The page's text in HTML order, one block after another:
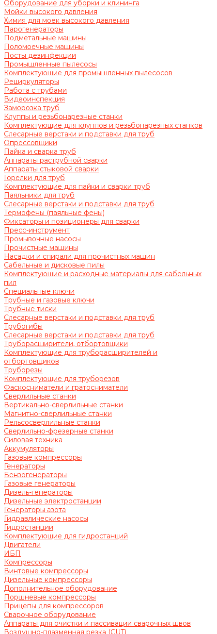
Оборудование для уборки и клининга
Мойки высокого давления
Химия для моек высокого давления
Парогенераторы
Подметальные машины
Поломоечные машины
Посты дезинфекции
Промышленные пылесосы
Комплектующие для промышленных пылесосов
Рециркуляторы
Работа с трубами
Видеоинспекция
Заморозка труб
Клуппы и резьбонарезные станки
Комплектующие для клуппов и резьбонарезных станков
Слесарные верстаки и подставки для труб
Опрессовщики
Пайка и сварка труб
Аппараты раструбной сварки
Аппараты стыковой сварки
Горелки для труб
Комплектующие для пайки и сварки труб
Паяльники для труб
Слесарные верстаки и подставки для труб
Термофены (паяльные фены)
Фиксаторы и позиционеры для сварки
Пресс-инструмент
Промывочные насосы
Прочистные машины
Насадки и спирали для прочистных машин
Сабельные и дисковые пилы
Комплектующие и расходные материалы для сабельных
пил
Специальные ключи
Трубные и газовые ключи
Трубные тиски
Слесарные верстаки и подставки для труб
Трубогибы
Слесарные верстаки и подставки для труб
Труборасширители, отбортовщики
Комплектующие для труборасширителей и
отбортовщиков
Труборезы
Комплектующие для труборезов
Фаскосниматели и гратосниматели
Сверлильные станки
Вертикально-сверлильные станки
Магнитно-сверлильные станки
Рельсосверлильные станки
Сверлильно-фрезерные станки
Силовая техника
Аккумуляторы
Газовые компрессоры
Генераторы
Бензогенераторы
Газовые генераторы
Дизель-генераторы
Дизельные электростанции
Генераторы азота
Гидравлические насосы
Гидростанции
Комплектующие для гидростанций
Двигатели
ИБП
Компрессоры
Винтовые компрессоры
Дизельные компрессоры
Дополнительное оборудование
Поршневые компрессоры
Прицепы для компрессоров
Сварочное оборудование
Аппараты для очистки и пассивации сварочных швов
Воздушно-плазменная резка (CUT)